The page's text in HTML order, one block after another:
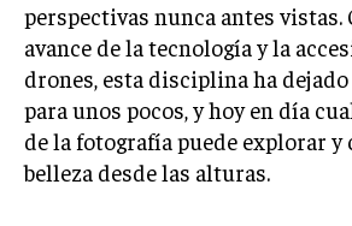
perspectivas nunca antes vistas.
avance de la tecnología y la
drones, esta disciplina ha
para unos pocos, y hoy en día
de la fotografía puede explorar y
belleza desde las alturas.